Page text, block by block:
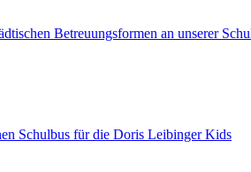
Betreuungsformen an unserer
Schulbus für die Doris Leibinger Kids